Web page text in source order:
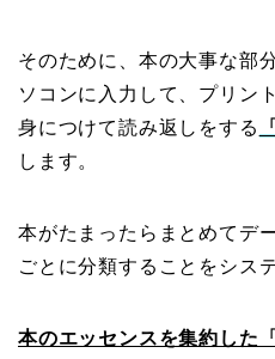
そのために、本の大事な部
ソコンに入力して、プリン
身につけて読み返しをする
します。
本がたまったらまとめてデ
ごとに分類することをシス
本のエッセンスを集約した